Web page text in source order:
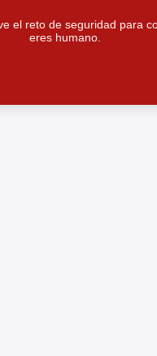
el reto de seguridad para
eres humano.